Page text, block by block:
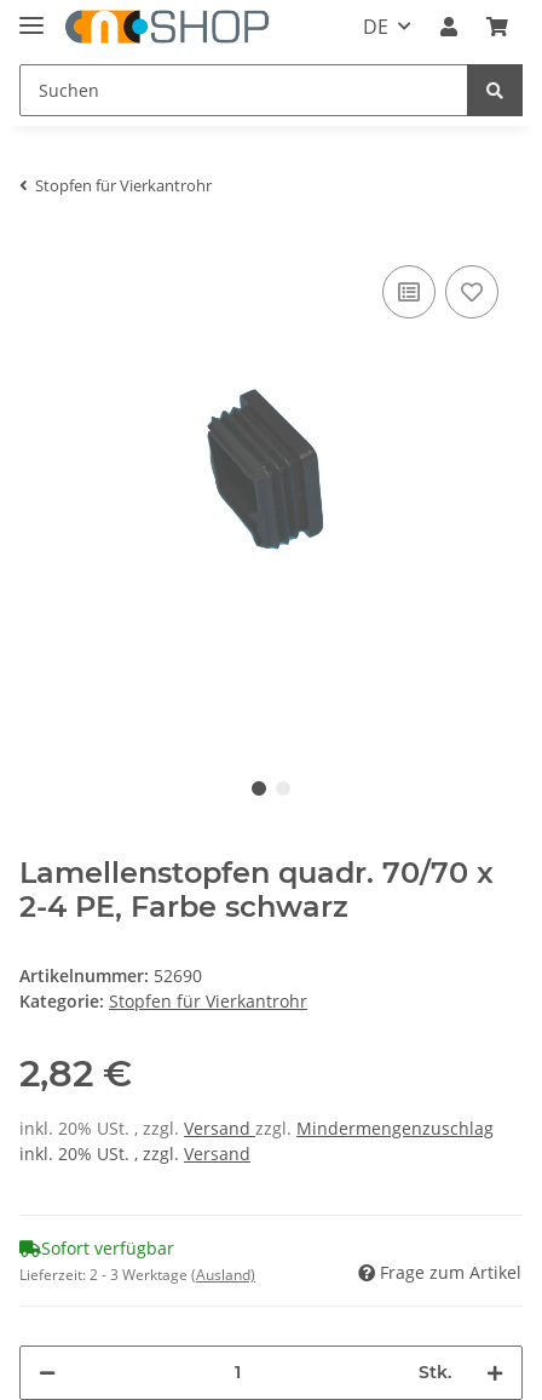
DE
Stopfen für Vierkantrohr
Lamellenstopfen quadr. 70/70 x
2-4 PE, Farbe schwarz
Artikelnummer: 52690
Kategorie: Stopfen für Vierkantrohr
2,82 €
inkl. 20% USt. , zzgl. Versand zzgl. Mindermengenzuschlag
inkl. 20% USt. , zzgl. Versand
Sofort verfügbar
Lieferzeit:2 - 3 Werktage (Ausland) Frage zum Artikel
Stk.